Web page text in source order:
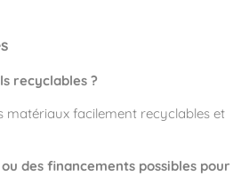
recyclables ?
matériaux facilement recyclables et
des financements possibles pour